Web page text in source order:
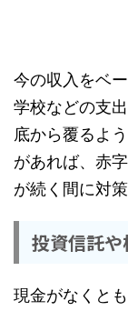
今の収入をベ
学校などの支
底から覆るよ
があれば、赤
が続く間に対
投資信託
現金がなくと